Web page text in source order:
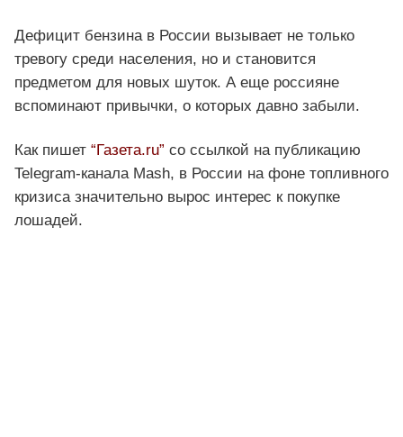
Дефицит бензина в России вызывает не только
тревогу среди населения, но и становится
предметом для новых шуток. А еще россияне
вспоминают привычки, о которых давно забыли.
Как пишет “Газета.ru” со ссылкой на публикацию
Telegram-канала Mash, в России на фоне топливного
кризиса значительно вырос интерес к покупке
лошадей.